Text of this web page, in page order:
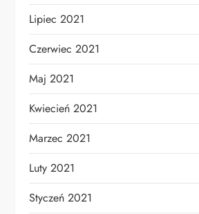
Lipiec 2021
Czerwiec 2021
Maj 2021
Kwiecień 2021
Marzec 2021
Luty 2021
Styczeń 2021